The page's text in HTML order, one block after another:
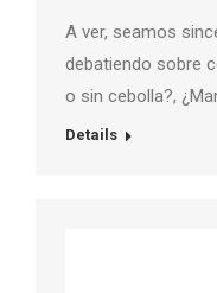
A ver, seamos
debatiendo sobre
o sin cebolla?,
Details